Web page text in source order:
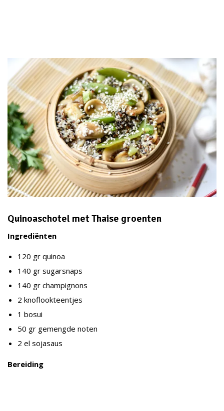
Quinoaschotel met Thaise groenten
Ingrediënten
120 gr quinoa
140 gr sugarsnaps
140 gr champignons
2 knoflookteentjes
1 bosui
50 gr gemengde noten
2 el sojasaus
Bereiding